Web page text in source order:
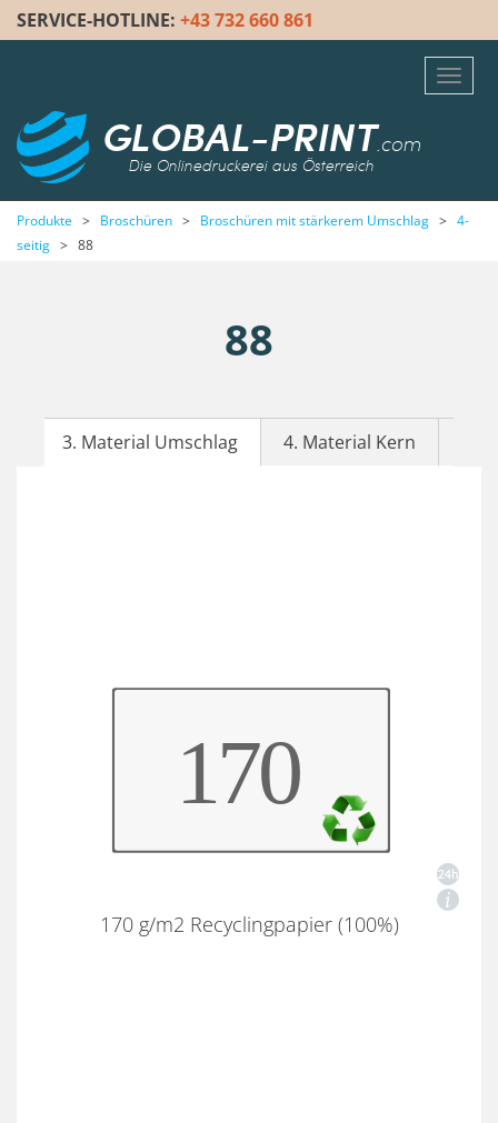
SERVICE-HOTLINE: +43 732 660 861
GLOBAL-PRINT.com
Die Onlinedruckerei aus Österreich
Produkte > Broschüren > Broschüren mit stärkerem Umschlag > 4-
seitig > 88
88
3. Material Umschlag 4. Material Kern
170 g/m2 Recyclingpapier (100%)